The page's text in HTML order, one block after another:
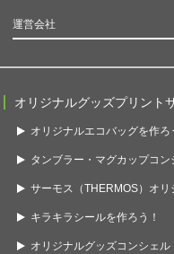
運営会社
オリジナルグッズプリント
オリジナルエコバッグを作ろ
タンブラー・マグカップコン
サーモス（THERMOS）オリ
キラキラシールを作ろう！
オリジナルグッズコンシェル